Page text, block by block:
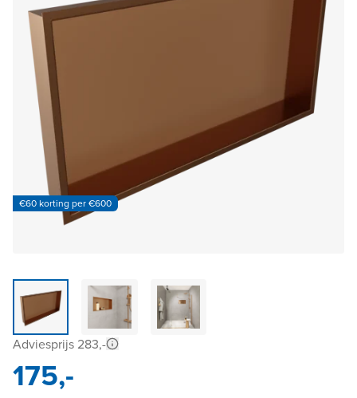
€60 korting per €600
Adviesprijs 283,-
175,-